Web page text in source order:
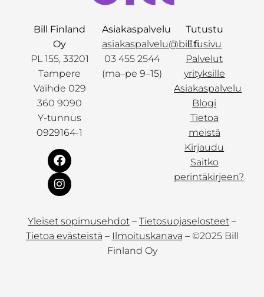
Bill Finland
Oy
PL 155, 33201
Tampere
Vaihde 029
360 9090
Y-tunnus
0929164-1
Asiakaspalvelu
asiakaspalvelu@bill.fi
03 455 2544
(ma–pe 9–15)
Tutustu
Etusivu
Palvelut
yrityksille
Asiakaspalvelu
Blogi
Tietoa
meistä
Kirjaudu
Saitko
perintäkirjeen?
Yleiset sopimusehdot – Tietosuojaselosteet –
Tietoa evästeistä – Ilmoituskanava – ©2025 Bill
Finland Oy